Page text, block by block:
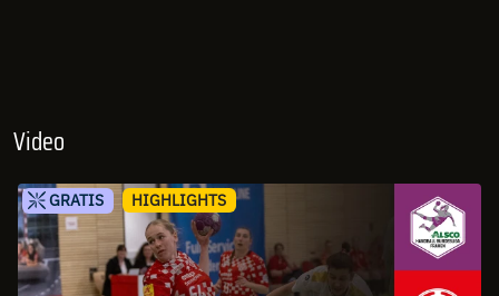
Video
GRATIS HIGHLIGHTS